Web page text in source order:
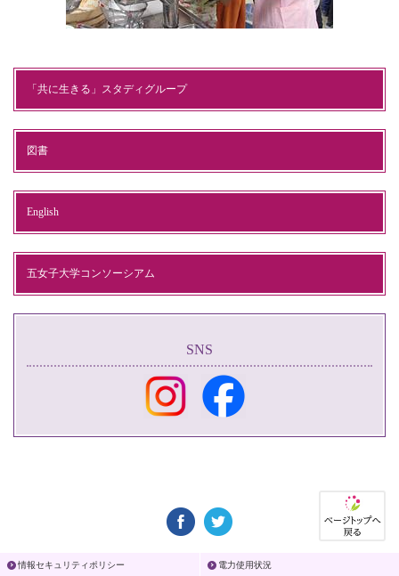
「共に生きる」スタディグループ
図書
English
五女子大学コンソーシアム
SNS
情報セキュリティポリシー 電力使用状況